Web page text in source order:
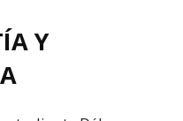
Y